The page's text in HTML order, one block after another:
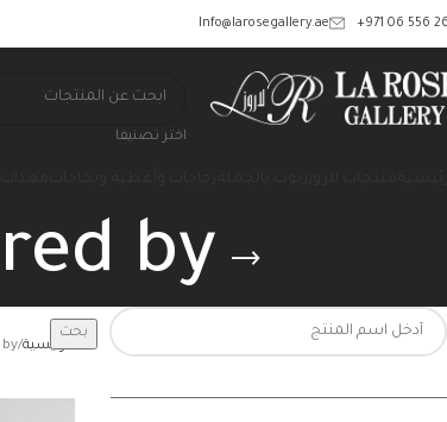
‎+971 06 556
Info@larosegallery.ae
اختر تصنيفا
by
بحث
الرئيسية by